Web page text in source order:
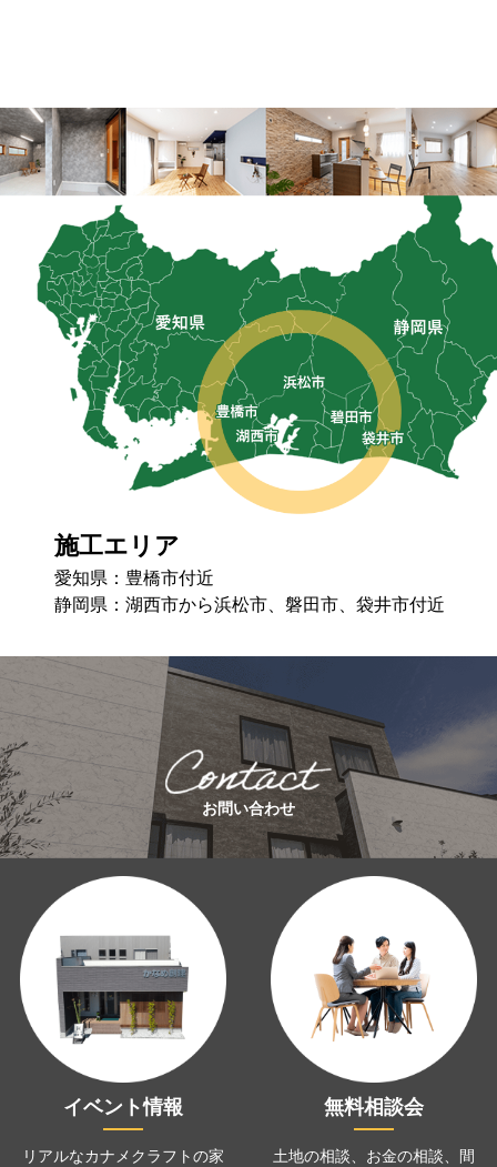
施工エリア
愛知県：豊橋市付近
静岡県：湖⻄市から浜松市、磐⽥市、袋井市付近
お問い合わせ
イベント情報
リアルなカナメクラフトの家
無料相談会
土地の相談、お金の相談、 間